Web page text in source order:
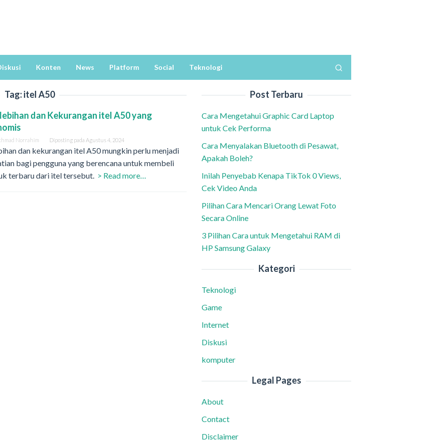
Konten News Platform Social Teknologi
Tag:itel A50
dan Kekurangan itel A50 yang
Norrahim Diposting pada Agustus 4, 2024
dan kekurangan itel A50 mungkin perlu menjadi
bagi pengguna yang berencana untuk membeli
terbaru dari itel tersebut. > Read more…
Post Terbaru
Cara Mengetahui Graphic Card Laptop
untuk Cek Performa
Cara Menyalakan Bluetooth di Pesawat,
Apakah Boleh?
Inilah Penyebab Kenapa TikTok 0 Views,
Cek Video Anda
Pilihan Cara Mencari Orang Lewat Foto
Secara Online
3 Pilihan Cara untuk Mengetahui RAM di
HP Samsung Galaxy
Kategori
Teknologi
Game
Internet
Diskusi
komputer
Legal Pages
About
Contact
Disclaimer